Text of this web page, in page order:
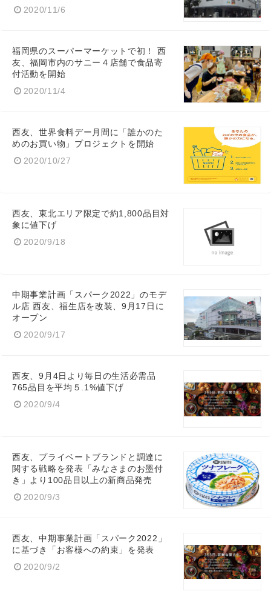
2020/11/6
福岡県のスーパーマーケットで初！ 西
友、福岡市内のサニー４店舗で食品寄
付活動を開始
2020/11/4
西友、世界食料デー月間に「誰かのた
めのお買い物」プロジェクトを開始
2020/10/27
西友、東北エリア限定で約1,800品目対
象に値下げ
2020/9/18
中期事業計画「スパーク2022」のモデ
ル店 西友、福生店を改装、9月17日に
オープン
2020/9/17
西友、9月4日より毎日の生活必需品
765品目を平均５.1%値下げ
2020/9/4
西友、プライベートブランドと調達に
関する戦略を発表「みなさまのお墨付
き」より100品目以上の新商品発売
2020/9/3
西友、中期事業計画「スパーク2022」
に基づき「お客様への約束」を発表
2020/9/2